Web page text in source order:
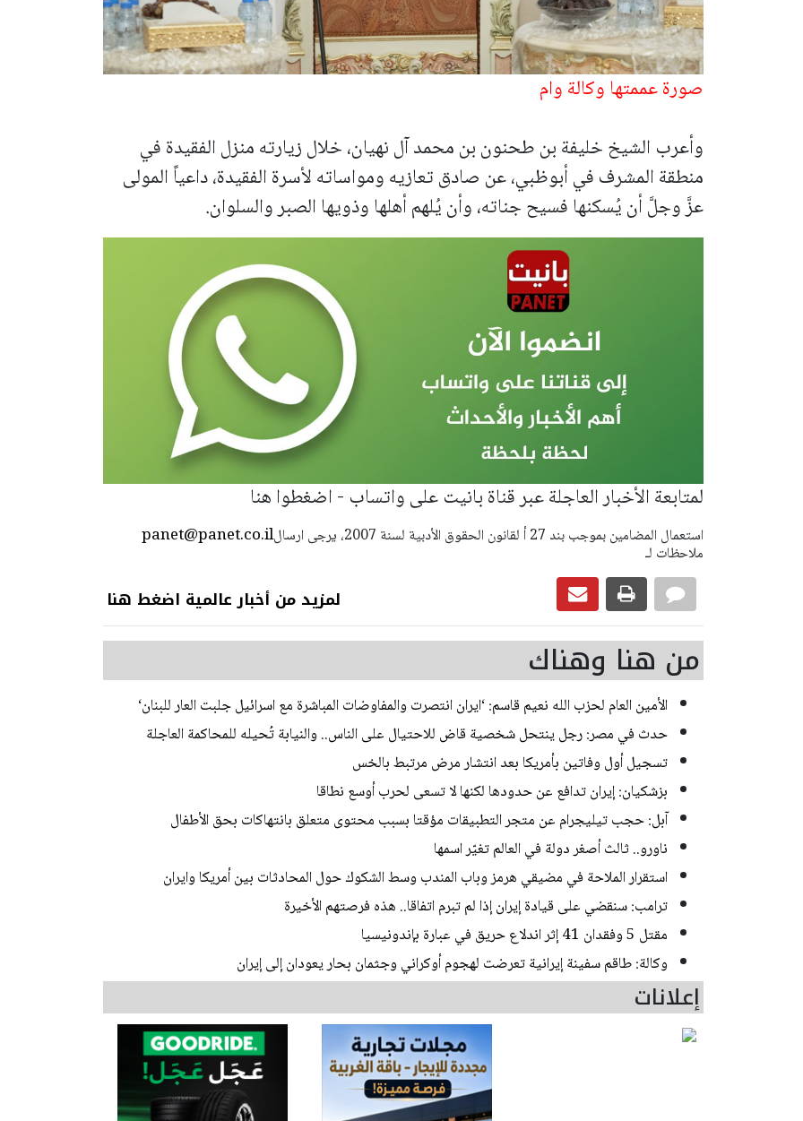
صورة عممتها وكالة وام
وأعرب الشيخ خليفة بن طحنون بن محمد آل نهيان، خلال زيارته منزل الفقيدة في
منطقة المشرف في أبوظبي، عن صادق تعازيه ومواساته لأسرة الفقيدة، داعياً المولى
عزَّ وجلَّ أن يُسكنها فسيح جناته، وأن يُلهم أهلها وذويها الصبر والسلوان.
لمتابعة الأخبار العاجلة عبر قناة بانيت على واتساب - اضغطوا هنا
panet@panet.co.ilاستعمال المضامين بموجب بند 27 أ لقانون الحقوق الأدبية لسنة 2007، يرجى ارسال
ملاحظات لـ
لمزيد من أخبار عالمية اضغط هنا
من هنا وهناك
الأمين العام لحزب الله نعيم قاسم: ‘ايران انتصرت والمفاوضات المباشرة مع اسرائيل جلبت العار للبنان‘
حدث في مصر: رجل ينتحل شخصية قاض للاحتيال على الناس.. والنيابة تُحيله للمحاكمة العاجلة
تسجيل أول وفاتين بأمريكا بعد انتشار مرض مرتبط بالخس
بزشكيان: إيران تدافع عن حدودها لكنها لا تسعى لحرب أوسع نطاقا
آبل: حجب تيليجرام عن متجر التطبيقات مؤقتا بسبب محتوى متعلق بانتهاكات بحق الأطفال
ناورو.. ثالث أصغر دولة في العالم تغيّر اسمها
استقرار الملاحة في مضيقي هرمز وباب المندب وسط الشكوك حول المحادثات بين أمريكا وايران
ترامب: سنقضي على قيادة إيران إذا لم تبرم اتفاقا.. هذه فرصتهم الأخيرة
مقتل 5 وفقدان 41 إثر اندلاع حريق في عبارة بإندونيسيا
وكالة: طاقم سفينة إيرانية تعرضت لهجوم أوكراني وجثمان بحار يعودان إلى إيران
إعلانات